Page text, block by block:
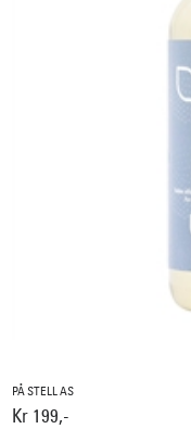
PÅ STELL AS
Kr 199,-